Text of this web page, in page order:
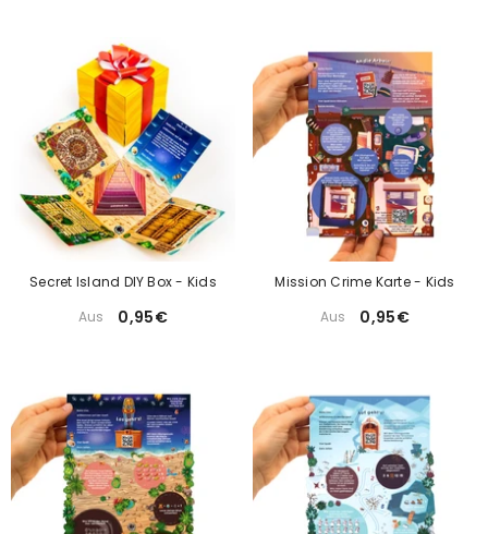
Secret Island DIY Box - Kids
Aus
0,95€
Mission Crime Karte - Kids
Aus
0,95€